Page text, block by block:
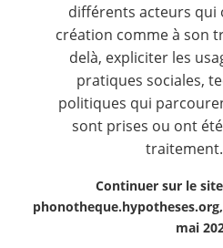
différents acteurs qui
création comme à son
delà, expliciter les
pratiques sociales,
politiques qui
sont prises ou ont
Continuer sur le
mai